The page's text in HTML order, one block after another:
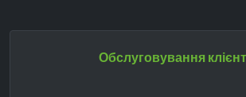
Обслуговування